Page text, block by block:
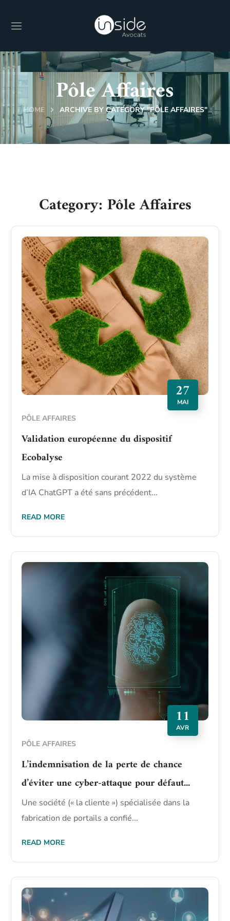
Pôle Affaires
HOME ARCHIVE BY CATEGORY "PÔLE AFFAIRES"
Category: Pôle Affaires
27
MAI
PÔLE AFFAIRES
Validation européenne du dispositif
Ecobalyse
La mise à disposition courant 2022 du système
d’IA ChatGPT a été sans précédent...
READ MORE
11
AVR
PÔLE AFFAIRES
L’indemnisation de la perte de chance
d’éviter une cyber-attaque pour défaut...
Une société (« la cliente ») spécialisée dans la
fabrication de portails a confié...
READ MORE